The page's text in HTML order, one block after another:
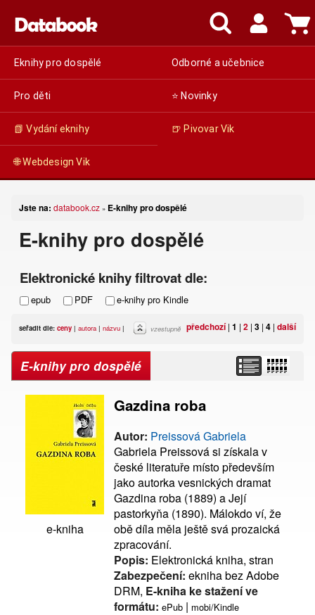
Eknihy pro dospělé Odborné a učebnice
Pro děti ⭐ Novinky
📗 Vydání eknihy 🍺 Pivovar Vik
🌐 Webdesign Vik
Jste na: databook.cz » E-knihy pro dospělé
E-knihy pro dospělé
Elektronické knihy filtrovat dle:
epub PDF e-knihy pro Kindle
předchozí| 1 | 2 | 3 | 4 | další
seřadit dle: ceny | autora | názvu | vzestupně
E-knihy pro dospělé
e-kniha
Gazdina roba
Autor: Preissová Gabriela
Gabriela Preissová si získala v
české literatuře místo především
jako autorka vesnických dramat
Gazdina roba (1889) a Její
pastorkyňa (1890). Málokdo ví, že
obě díla měla ještě svá prozaická
zpracování.
Popis: Elektronická kniha, stran
Zabezpečení: ekniha bez Adobe
DRM, E-kniha ke stažení ve
formátu: ePub | mobi/Kindle